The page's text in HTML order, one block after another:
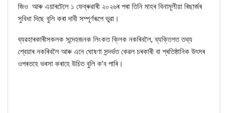
জিও আৰু এয়াৰটেলে ১ ফেব্ৰুৱাৰী ২০২৬ৰ পৰা তিনি মাহৰ বিনামূলীয়া ৰিছাৰ্জৰ
সুবিধা দিছে বুলি কৰা দাবী সম্পূৰ্ণৰূপে ভুৱা।
ব্যৱহাৰকাৰীসকলক সন্দেহজনক লিংকত ক্লিক নকৰিবলৈ,ব্যক্তিগত তথ্য
শ্বেয়াৰ নকৰিবলৈ আৰু এনে ঘোষণা সন্দৰ্ভত কেৱল চৰকাৰী বা প্ৰতিষ্ঠানিক উৎসৰ
ওপৰতহে ভৰসা কৰাহে উচিত বুলি ক’ব পাৰি।